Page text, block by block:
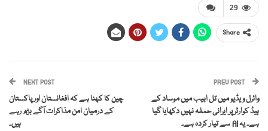
29
Share
PREV POST
وائرل ویڈیو میں تل ابیب میں موساد کے
ہیڈ کوارٹر پر ایرانی حملہ نہیں دکھایا گیا
ہے۔ یہ AI سے تیار کردہ ہے۔
NEXT POST
چین کا کہنا ہے کہ افغانستان اور پاکستان
کے درمیان امن مذاکرات آگے بڑھ رہے
ہیں۔